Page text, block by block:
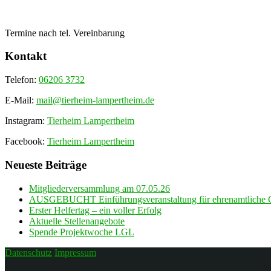
Termine nach tel. Vereinbarung
Kontakt
Telefon: 06206 3732
E-Mail: mail@tierheim-lampertheim.de
Instagram: Tierheim Lampertheim
Facebook: Tierheim Lampertheim
Neueste Beiträge
Mitgliederversammlung am 07.05.26
AUSGEBUCHT Einführungsveranstaltung für ehrenamtliche
Erster Helfertag – ein voller Erfolg
Aktuelle Stellenangebote
Spende Projektwoche LGL
Datenschutz Impressum